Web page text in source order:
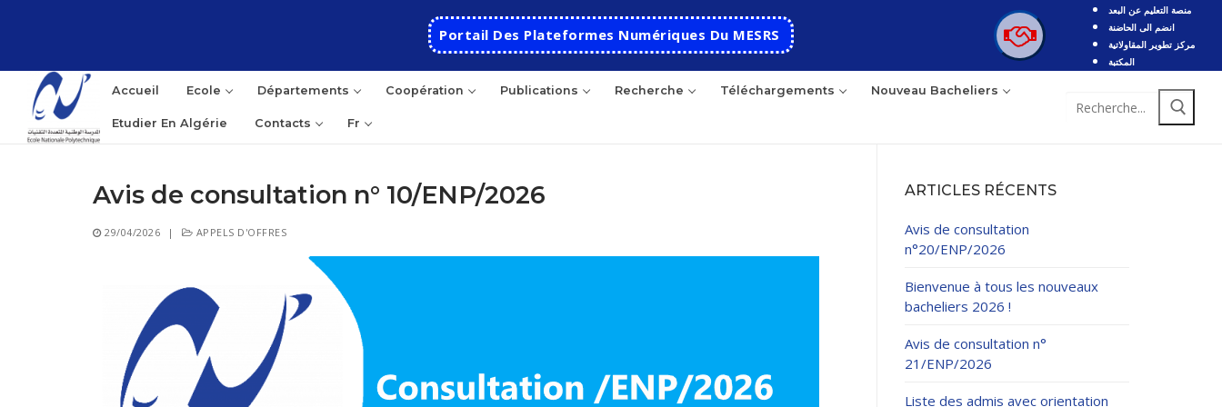
Portail Des Plateformes Numériques Du MESRS
منصة التعليم عن البعد
انضم الى الحاضنة
مركز تطوير المقاولاتية
المكتبة
Accueil Ecole Départements Coopération Publications Recherche Téléchargements Nouveau Bacheliers
Etudier En Algérie Contacts Fr
Rechercher
:
Histoire de l’école
Avis de consultation n° 10/ENP/2026
29/04/2026 | APPELS D'OFFRES
ARTICLES RÉCENTS
Avis de consultation
n°20/ENP/2026
Bienvenue à tous les nouveaux
bacheliers 2026 !
Avis de consultation n°
21/ENP/2026
Liste des admis avec orientation